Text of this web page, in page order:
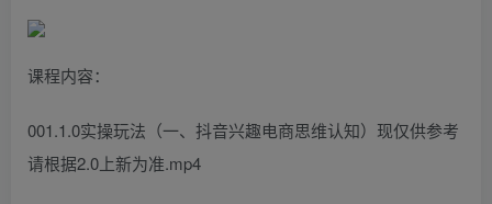
课程内容：
001.1.0实操玩法（一、抖音兴趣电商思维认知）现仅供参考
请根据2.0上新为准.mp4